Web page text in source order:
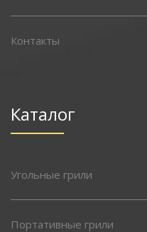
Контакты
Каталог
Угольные грили
Портативные грили